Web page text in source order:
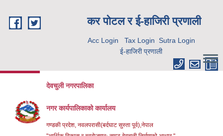
कर पाेटल र ई-हाजिरी प्रणाली
Acc Login Tax Login Sutra Login
ई-हाजिरी प्रणाली
देवचुली नगरपालिका
नगर कार्यपालिकाको कार्यालय
गण्डकी प्रदेश, नवलपरासी(बर्दघाट सुस्ता पूर्व),नेपाल